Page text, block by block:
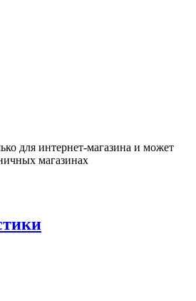
для интернет-магазина и может
магазинах